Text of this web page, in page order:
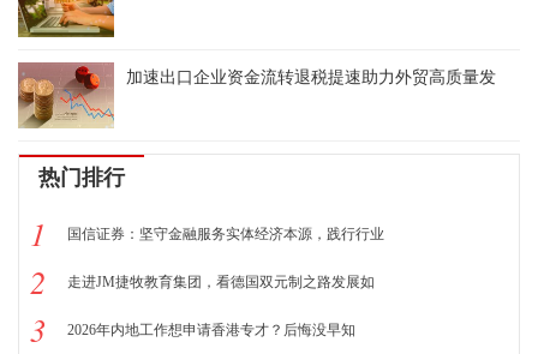
加速出口企业资金流转退税提速助力外贸高质量发
热门排行
1 国信证券：坚守金融服务实体经济本源，践行行业
2 走进JM捷牧教育集团，看德国双元制之路发展如
3 2026年内地工作想申请香港专才？后悔没早知